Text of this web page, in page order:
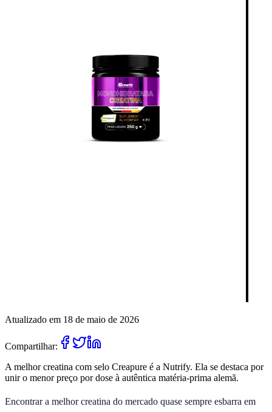
Atualizado em 18 de maio de 2026
Compartilhar:
A melhor creatina com selo Creapure é a Nutrify. Ela se destaca por
unir o menor preço por dose à autêntica matéria-prima alemã.
Encontrar a melhor creatina do mercado quase sempre esbarra em